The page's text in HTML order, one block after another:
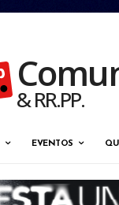
& RR.PP.
EVENTOS